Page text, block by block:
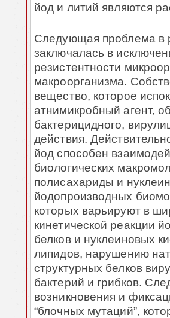
йод и литий являются
Следующая проблема в
заключалась в
резистентности
макроорганизма.
вещество, которое
атнимикробный агент,
бактерицидного,
действия.
йод способен
биологических
полисахариды и
йодопроизводных
которых варьируют в
кинетической реакции
белков и нуклеиновых
липидов, нарушению
структурных белков
бактерий и грибков.
возникновения и
“блочных мутаций”,